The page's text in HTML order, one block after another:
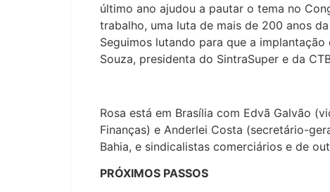
último ano ajudou a pautar o tema no
trabalho, uma luta de mais de 200 anos
Seguimos lutando para que a
Souza, presidenta do SintraSuper e da
Rosa está em Brasília com Edvã Galvão
Finanças) e Anderlei Costa (secretário-
Bahia, e sindicalistas comerciários e de
PRÓXIMOS PASSOS